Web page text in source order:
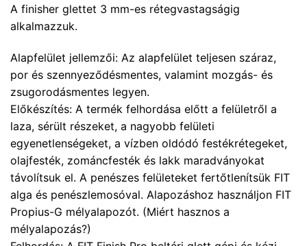
A finisher glettet 3 mm-es rétegvastagságig
alkalmazzuk.
Alapfelület jellemzői: Az alapfelület teljesen száraz,
por és szennyeződésmentes, valamint mozgás- és
zsugorodásmentes legyen.
Előkészítés: A termék felhordása előtt a felületről a
laza, sérült részeket, a nagyobb felületi
egyenetlenségeket, a vízben oldódó festékrétegeket,
olajfesték, zománcfesték és lakk maradványokat
távolítsuk el. A penészes felületeket fertőtlenítsük FIT
alga és penészlemosóval. Alapozáshoz használjon FIT
Propius-G mélyalapozót. (Miért hasznos a
mélyalapozás?)